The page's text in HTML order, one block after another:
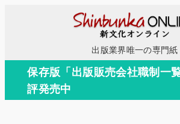
コ
テ
出版業界唯一の専門紙
保存版「出版販売会社職制一
評発売中